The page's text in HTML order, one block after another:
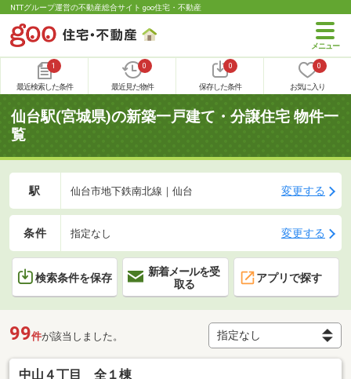
NTTグループ運営の不動産総合サイト goo住宅・不動産
1
最近検索した条件
0
最近見た物件
0
保存した条件
0
お気に入り
仙台駅(宮城県)の新築一戸建て・分譲住宅 物件一
覧
駅 仙台市地下鉄南北線｜仙台 変更する
条件 指定なし 変更する
検索条件を保存
新着メールを受
取る
アプリで探す
99件が該当しました。
中山４丁目 全１棟